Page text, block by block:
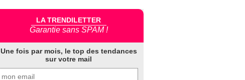
LA TRENDILETTER
Garantie sans SPAM !
Une fois par mois, le top des tendances
sur votre mail